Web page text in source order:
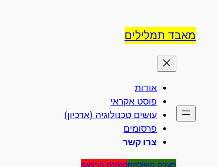
מאבד תמלילים
אודות
פוסט אקראי
עושים טכנולוגיה (ארכיון)
פרסומים
צרו קשר
סערה מושלמתהזמנת הרצאה